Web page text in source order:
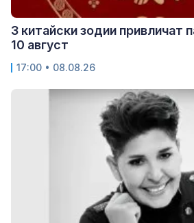
3 китайски зодии привличат
10 август
17:00 • 08.08.26